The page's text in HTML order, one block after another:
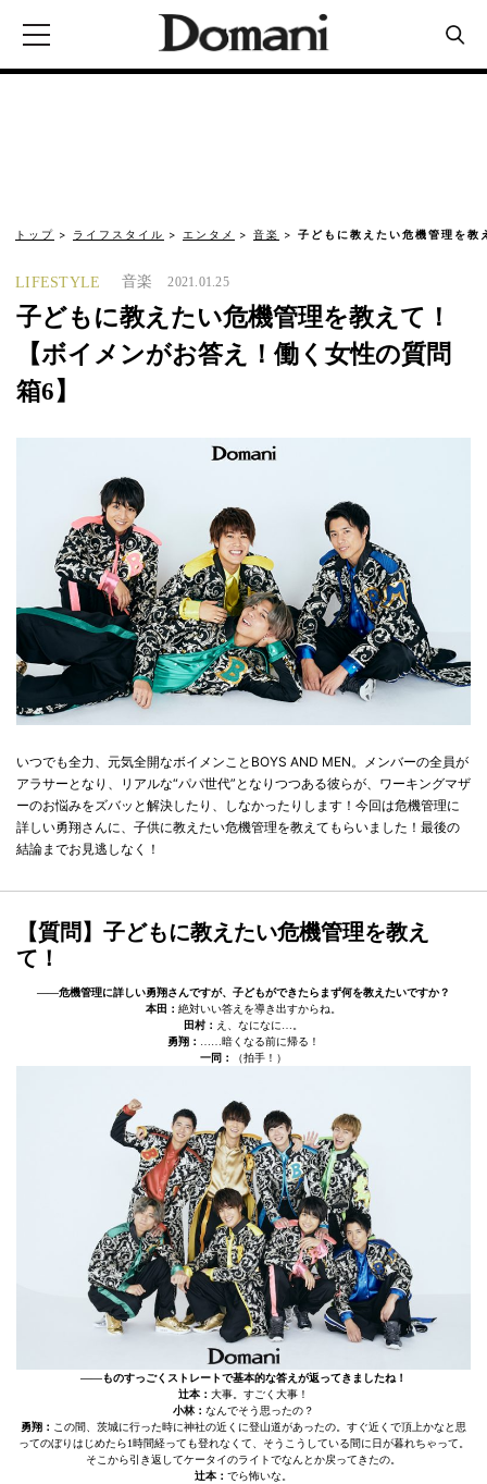
トップ ライフスタイル エンタメ 音楽 子どもに教えたい危機管理を
LIFESTYLE 音楽 2021.01.25
子どもに教えたい危機管理を教えて！
【ボイメンがお答え！働く女性の質問
箱6】
いつでも全力、元気全開なボイメンことBOYS AND MEN。メンバーの全員が
アラサーとなり、リアルな“パパ世代”となりつつある彼らが、ワーキングマザ
ーのお悩みをズバッと解決したり、しなかったりします！今回は危機管理に
詳しい勇翔さんに、子供に教えたい危機管理を教えてもらいました！最後の
結論までお見逃しなく！
【質問】子どもに教えたい危機管理を教え
て！
――危機管理に詳しい勇翔さんですが、子どもができたらまず何を教えたいですか？
本田： 絶対いい答えを導き出すからね。
田村： え、なになに…。
勇翔：
……暗くなる前に帰る！
一同：
（拍手！）
――ものすっごくストレートで基本的な答えが返ってきましたね！
辻本： 大事。すごく大事！
小林： なんでそう思ったの？
勇翔： この間、茨城に行った時に神社の近くに登山道があったの。すぐ近くで頂上かなと思
ってのぼりはじめたら1時間経っても登れなくて、そうこうしている間に日が暮れちゃって。
そこから引き返してケータイのライトでなんとか戻ってきたの。
辻本： でら怖いな。